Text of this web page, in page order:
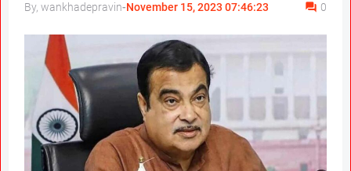
By, wankhadepravin-November 15, 2023 07:46:23 0